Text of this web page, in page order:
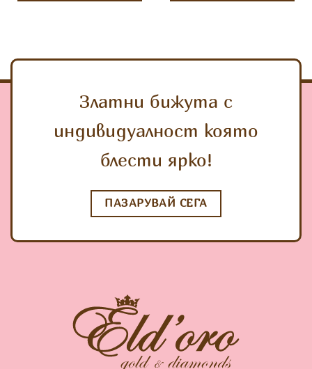
Златни бижута с
индивидуалност която
блести ярко!
ПАЗАРУВАЙ СЕГА